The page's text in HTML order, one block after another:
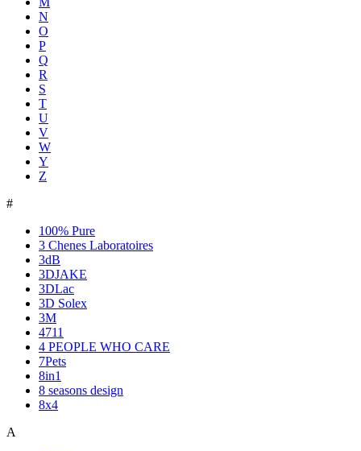
N
O
P
Q
R
S
T
U
V
W
Y
Z
#
100% Pure
3 Chenes Laboratoires
3dB
3DJAKE
3DLac
3D Solex
3M
4711
4 PEOPLE WHO CARE
7Pets
8in1
8 seasons design
8x4
A